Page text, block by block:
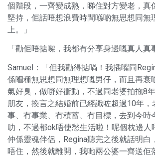
個階段，一齊變成熟，睇住對方變老，真
堅持，佢話唔想浪費時間喺啲無思想同無
上。」
「勸佢唔掂㗎，我都有分享身邊嘅真人真
Samuel：「但我勸得掂喎！我插嘴同
係嗰種無思想同無理想嘅男仔，而且再衰
氣好臭，做嘢好衝動，不過同老婆拍拖8
朋友，換言之結婚前已經識咗超過10年
事、冇事業、冇積蓄、冇目標，去到今時
叻，不過都ok唔使愁生活啦！呢個枕邊人
仲係靈魂伴侶，Regina聽完之後就話明白
唔住，然後就離開，我哋兩公婆一齊送佢